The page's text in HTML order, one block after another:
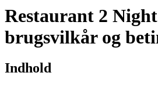
Restaurant 2
brugsvilkår og
Indhold